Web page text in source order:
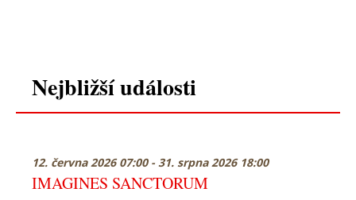
Nejbližší události
12. června 2026 07:00 - 31. srpna 2026 18:00
IMAGINES SANCTORUM